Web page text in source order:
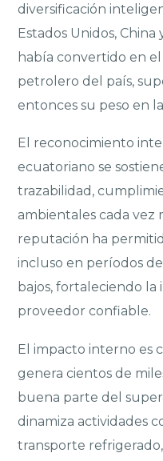
diversificación
Estados Unidos, China
había convertido en
petrolero del país,
entonces su peso en
El reconocimiento
ecuatoriano se
trazabilidad,
ambientales cada vez
reputación ha
incluso en períodos
bajos, fortaleciendo la
proveedor confiable.
El impacto interno es
genera cientos de
buena parte del
dinamiza actividades
transporte